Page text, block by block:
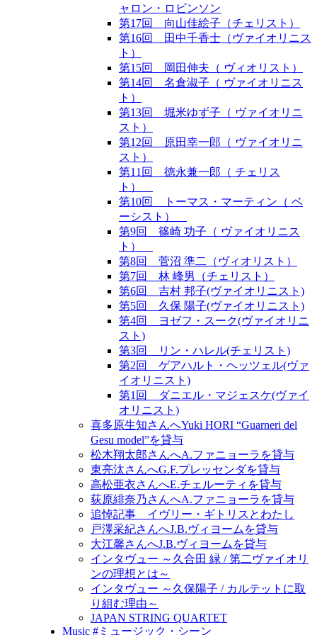
ャロン・ロビンソン
第17回 向山佳絵子（チェリスト）
第16回 田中千香士（ヴァイオリニス
ト）
第15回 岡田伸夫（ ヴィオリスト）
第14回 名倉淑子（ ヴァイオリニス
ト）
第13回 堀米ゆず子（ ヴァイオリニ
スト）
第12回 原田幸一郎（ ヴァイオリニ
スト）
第11回 徳永兼一郎（ チェリス
ト）
第10回 トーマス・マーティン（ ベ
ーシスト）
第9回 篠崎 功子（ ヴァイオリニス
ト）
第8回 菅沼 準二（ヴィオリスト）
第7回 林 峰男（チェリスト）
第6回 吉村 邦子(ヴァイオリニスト)
第5回 久保 陽子(ヴァイオリニスト)
第4回 ヨゼフ・スーク(ヴァイオリニ
スト)
第3回 リン・ハレル(チェリスト)
第2回 ゲアハルト・ヘッツェル(ヴァ
イオリニスト)
第1回 ダニエル・マジェスケ(ヴァイ
オリニスト)
喜多原生知さんへYuki HORI “Guarneri del
Gesu model”を貸与
松木翔太郎さんへA.ファニョーラを貸与
東亮汰さんへG.F.プレッセンダを貸与
高松亜衣さんへE.チェルーティを貸与
荻原緋奈乃さんへA.ファニョーラを貸与
追悼記事 イヴリー・ギトリスとわたし
戸澤采紀さんへJ.B.ヴィヨームを貸与
大江馨さんへJ.B.ヴィヨームを貸与
インタヴュー ～久合田 緑 / 第二ヴァイオリ
ンの理想とは～
インタヴュー ～久保陽子 / カルテットに取
り組む理由～
JAPAN STRING QUARTET
Music #ミュージック・シーン